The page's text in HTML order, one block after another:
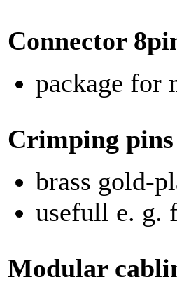
Connector
package for
Crimping
brass gold-
usefull e. g.
Modular